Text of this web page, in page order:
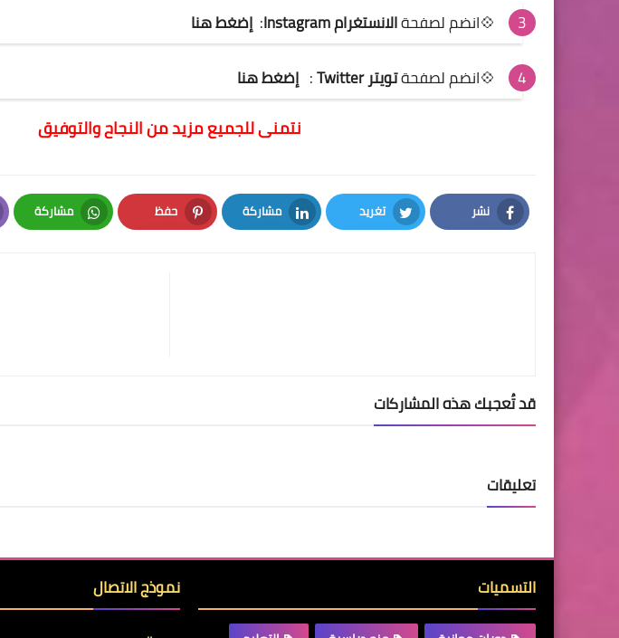
💠انضم لصفحةالانستغرام Instagram : إضغط هنا
💠انضم لصفحةتويتر Twitter : إضغط هنا
نتمنى للجميع مزيد من النجاح والتوفيق
نشر
Facebook
تغريد
Twitter
مشاركة
LinkedIn
حفظ
Pinterest
مشاركة
Whatsapp
قد تُعجبك هذه المشاركات
تعليقات
التسميات نموذج الاتصال